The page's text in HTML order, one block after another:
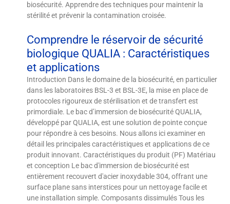
biosécurité. Apprendre des techniques pour maintenir la
stérilité et prévenir la contamination croisée.
Comprendre le réservoir de sécurité
biologique QUALIA : Caractéristiques
et applications
Introduction Dans le domaine de la biosécurité, en particulier
dans les laboratoires BSL-3 et BSL-3E, la mise en place de
protocoles rigoureux de stérilisation et de transfert est
primordiale. Le bac d’immersion de biosécurité QUALIA,
développé par QUALIA, est une solution de pointe conçue
pour répondre à ces besoins. Nous allons ici examiner en
détail les principales caractéristiques et applications de ce
produit innovant. Caractéristiques du produit (PF) Matériau
et conception Le bac d'immersion de biosécurité est
entièrement recouvert d'acier inoxydable 304, offrant une
surface plane sans interstices pour un nettoyage facile et
une installation simple. Composants dissimulés Tous les